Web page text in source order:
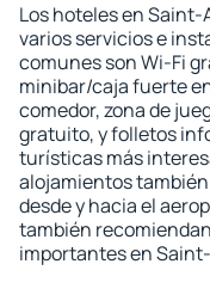
Los hoteles en
varios servicios e
comunes son Wi-Fi
minibar/caja fuerte
comedor, zona de
gratuito, y folletos
turísticas más
alojamientos
desde y hacia el
también
importantes en